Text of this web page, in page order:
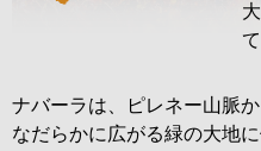
ナバーラは、ピレネー山脈
なだらかに広がる緑の大地